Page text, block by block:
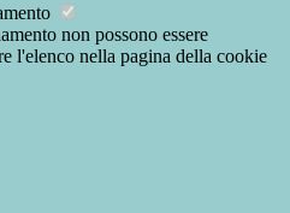
non possono essere
l'elenco nella pagina della cookie